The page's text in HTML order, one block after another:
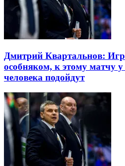
Дмитрий Квартальнов:
особняком, к этому матчу
человека подойдут